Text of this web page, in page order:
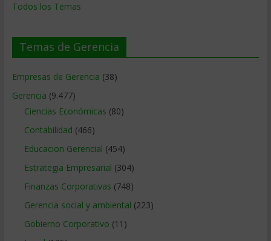
Todos los Temas
Temas de Gerencia
Empresas de Gerencia (38)
Gerencia (9.477)
Ciencias Económicas (80)
Contabilidad (466)
Educacion Gerencial (454)
Estrategia Empresarial (304)
Finanzas Corporativas (748)
Gerencia social y ambiental (223)
Gobierno Corporativo (11)